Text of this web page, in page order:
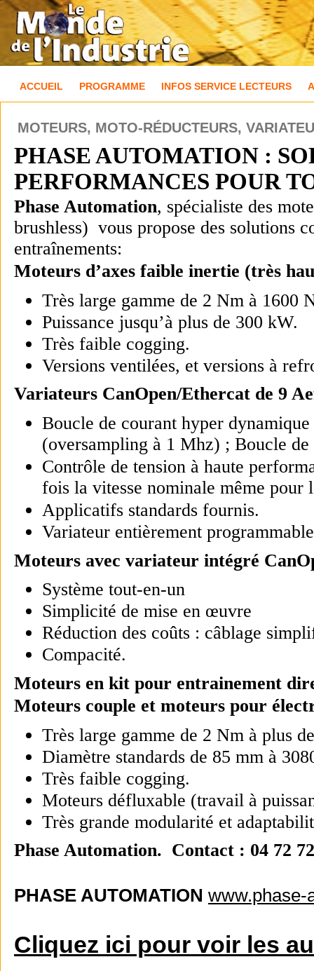
ACCUEIL PROGRAMME INFOS SERVICE LECTEURS
MOTEURS, MOTO-RÉDUCTEURS,
PHASE AUTOMATION :
PERFORMANCES POUR
Phase Automation, spécialiste des
brushless) vous propose des solutions
entraînements:
Moteurs d’axes faible inertie (très
Très large gamme de 2 Nm à 1600
Puissance jusqu’à plus de 300 kW.
Très faible cogging.
Versions ventilées, et versions à
Variateurs CanOpen/Ethercat de 9
Boucle de courant hyper
(oversampling à 1 Mhz) ; Boucle
Contrôle de tension à haute
fois la vitesse nominale même pour
Applicatifs standards fournis.
Variateur entièrement
Moteurs avec variateur intégré
Système tout-en-un
Simplicité de mise en œuvre
Réduction des coûts : câblage
Compacité.
Moteurs en kit pour entrainement
Moteurs couple et moteurs pour
Très large gamme de 2 Nm à plus
Diamètre standards de 85 mm à
Très faible cogging.
Moteurs défluxable (travail à
Très grande modularité et
Phase Automation. Contact : 04 72
PHASE AUTOMATION www.phase-
Cliquez ici pour voir les